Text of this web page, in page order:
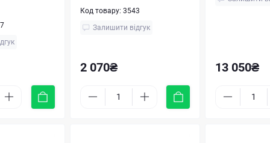
Код товару: 3543
Залишити відгук
2 070₴ 13 050₴